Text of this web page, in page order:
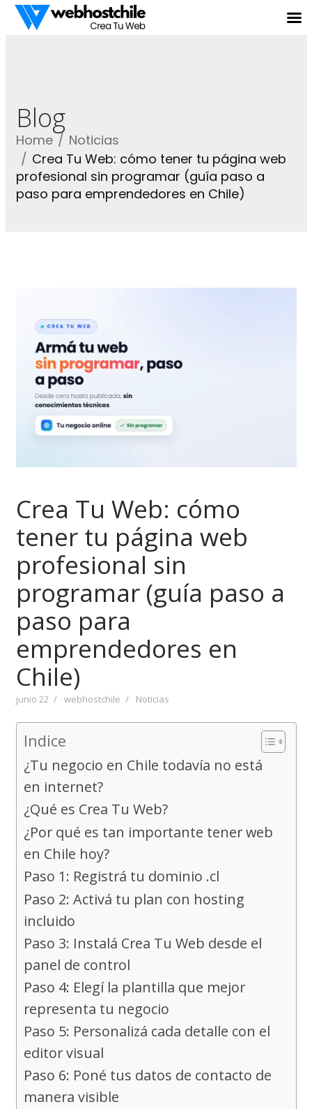
Blog
Home
Noticias
Crea Tu Web: cómo tener tu página web
profesional sin programar (guía paso a
paso para emprendedores en Chile)
Crea Tu Web: cómo
tener tu página web
profesional sin
programar (guía paso a
paso para
emprendedores en
Chile)
junio 22 webhostchile Noticias
Indice
¿Tu negocio en Chile todavía no está
en internet?
¿Qué es Crea Tu Web?
¿Por qué es tan importante tener web
en Chile hoy?
Paso 1: Registrá tu dominio .cl
Paso 2: Activá tu plan con hosting
incluido
Paso 3: Instalá Crea Tu Web desde el
panel de control
Paso 4: Elegí la plantilla que mejor
representa tu negocio
Paso 5: Personalizá cada detalle con el
editor visual
Paso 6: Poné tus datos de contacto de
manera visible